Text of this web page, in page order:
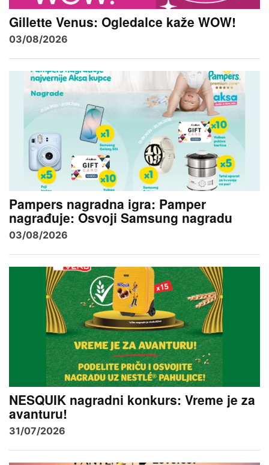
Gillette Venus: Ogledalce kaže WOW!
03/08/2026
Pampers nagradna igra: Pamper
nagrađuje: Osvoji Samsung nagradu
03/08/2026
NESQUIK nagradni konkurs: Vreme je za
avanturu!
31/07/2026